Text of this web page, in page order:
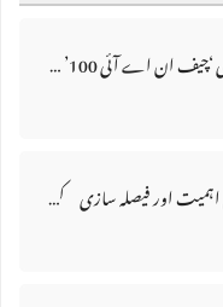
نگہت داد سال 2026 کی عالمی ‘چیف ان اے آئی 100’ فہرست میں شامل
خواتین کی سیاسی شمولیت کی اہمیت اور فیصلہ سازی کے عمل میں فعال کردار